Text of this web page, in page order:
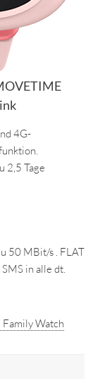
4G-
2,5 Tage
50 MBit/s . FLAT
in alle dt.
Watch